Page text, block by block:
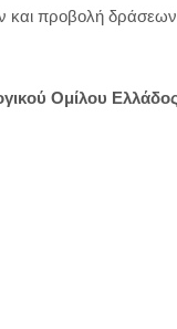
και προβολή
Ομίλου